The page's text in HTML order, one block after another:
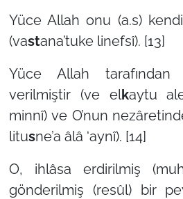
Yüce Allah onu (a.s)
(vastana’tuke linefsî). [13]
Yüce Allah
verilmiştir (ve elkaytu
minnî) ve O’nun
litusne’a âlâ ‘aynî). [14]
O, ihlâsa erdirilmiş
gönderilmiş (resûl) bir